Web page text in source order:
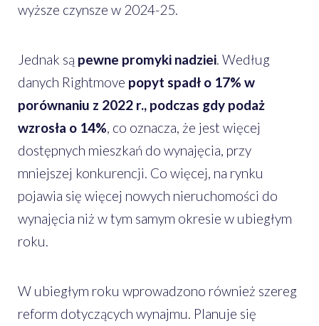
wyższe czynsze w 2024-25.
Jednak są pewne promyki nadziei . Według
danych Rightmove popyt spadł o 17% w
porównaniu z 2022 r., podczas gdy podaż
wzrosła o 14% , co oznacza, że jest więcej
dostępnych mieszkań do wynajęcia, przy
mniejszej konkurencji. Co więcej, na rynku
pojawia się więcej nowych nieruchomości do
wynajęcia niż w tym samym okresie w ubiegłym
roku.
W ubiegłym roku wprowadzono również szereg
reform dotyczących wynajmu. Planuje się